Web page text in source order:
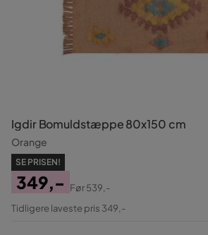
Igdir Bomuldstæppe 80x150 cm
Orange
SE PRISEN!
Pris
349,-
Original
Før539,-
Tidligere laveste pris 349,-